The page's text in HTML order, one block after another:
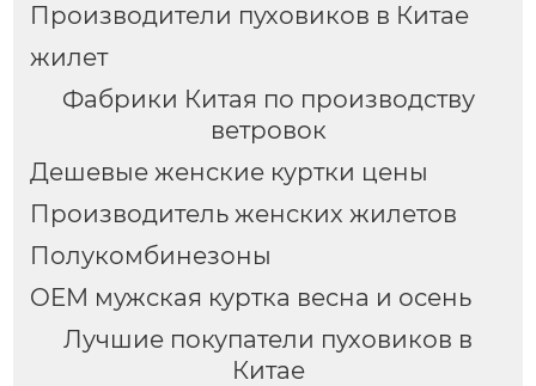
Производители пуховиков в Китае
жилет
Фабрики Китая по производству
ветровок
Дешевые женские куртки цены
Производитель женских жилетов
Полукомбинезоны
OEM мужская куртка весна и осень
Лучшие покупатели пуховиков в
Китае